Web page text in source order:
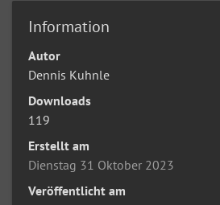
Information
Autor
Dennis Kuhnle
Downloads
119
Erstellt am
Dienstag 31 Oktober 2023
Veröffentlicht am